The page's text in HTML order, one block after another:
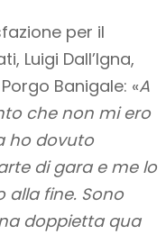
per il
Luigi Dall’Igna,
Banigale: «A
che non mi ero
ho dovuto
di gara e me lo
alla fine. Sono
doppietta qua